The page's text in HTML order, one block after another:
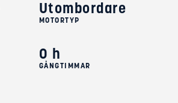
Utombordare
MOTORTYP
0 h
GÅNGTIMMAR